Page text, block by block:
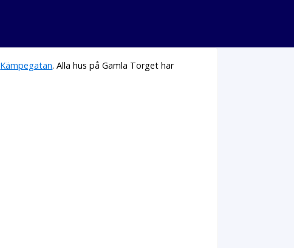
Kämpegatan. Alla hus på Gamla Torget har